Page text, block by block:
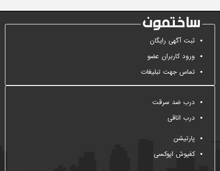
ثبت آگهی رایگان
ورود کاربران عضو
تماس جهت تبلیغات
درب ضد سرقت
درب اتاقی
پارتیشن
کفپوش اپوکسی